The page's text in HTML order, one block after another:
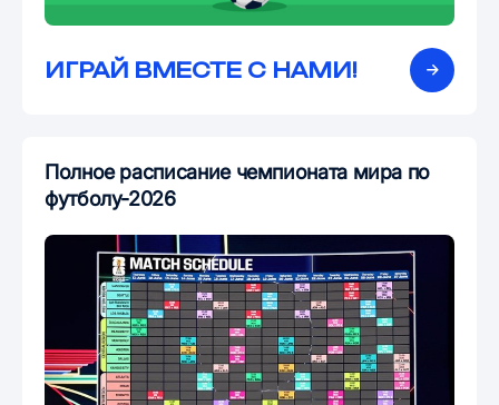
ИГРАЙ ВМЕСТЕ С НАМИ!
Полное расписание чемпионата мира по
футболу-2026